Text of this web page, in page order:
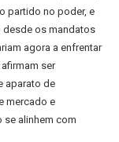
partido no poder, e
os mandatos
agora a enfrentar
ser
aparato de
mercado e
se alinhem com